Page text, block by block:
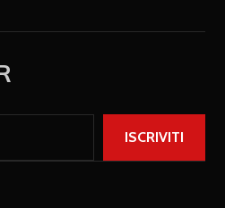
ISCRIVITI